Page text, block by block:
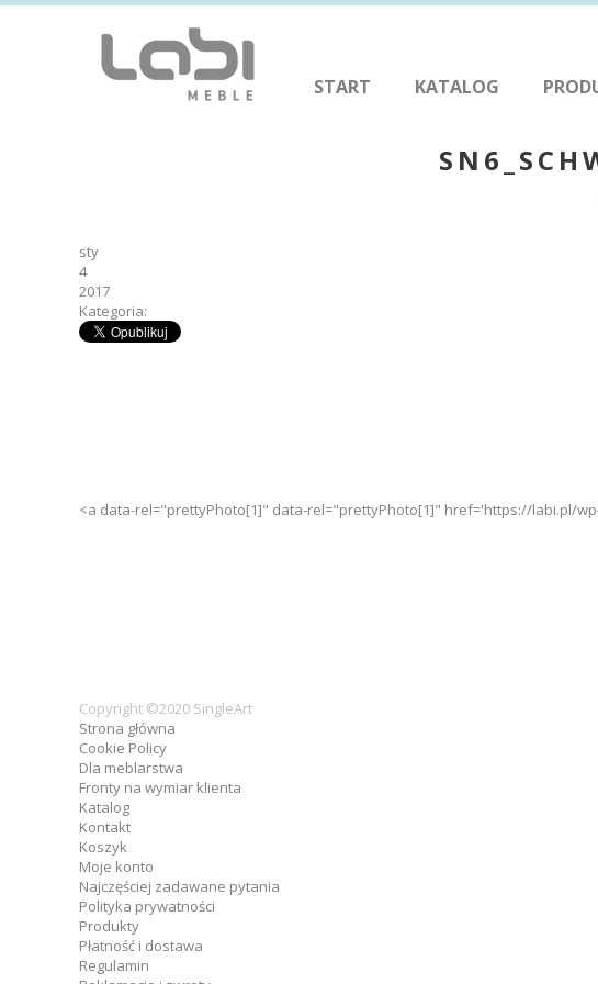
START KATALOG
sty
4
2017
Kategoria:
<a data-rel="prettyPhoto[1]" data-rel="prettyPhoto[1]" href='https://labi.pl/
Copyright ©2020 SingleArt
Strona główna
Cookie Policy
Dla meblarstwa
Fronty na wymiar klienta
Katalog
Kontakt
Koszyk
Moje konto
Najczęściej zadawane pytania
Polityka prywatności
Produkty
Płatność i dostawa
Regulamin